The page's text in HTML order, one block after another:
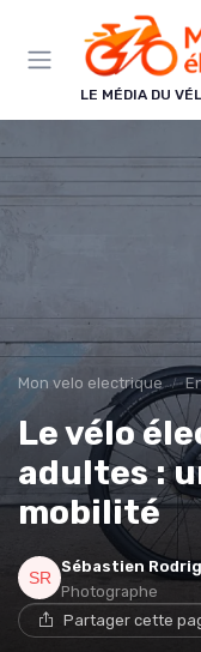
LE MÉDIA DU
Mon velo electrique
Le vélo
adultes :
mobilité
Sébastien
Photographe
Partager cette
Panneau de gestion